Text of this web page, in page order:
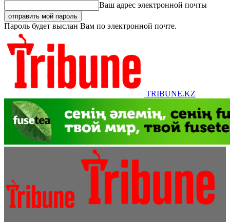
Ваш адрес электронной почты
Пароль будет выслан Вам по электронной почте.
TRIBUNE.KZ